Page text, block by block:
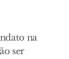
na
ser